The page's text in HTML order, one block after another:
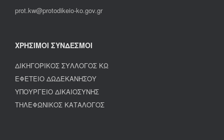
prot.kw@protodikeio-ko.gov.gr
ΧΡΗΣΙΜΟΙ ΣΥΝΔΕΣΜΟΙ
ΔΙΚΗΓΟΡΙΚΟΣ ΣΥΛΛΟΓΟΣ ΚΩ
ΕΦΕΤΕΙΟ ΔΩΔΕΚΑΝΗΣΟΥ
ΥΠΟΥΡΓΕΙΟ ΔΙΚΑΙΟΣΥΝΗΣ
ΤΗΛΕΦΩΝΙΚΟΣ ΚΑΤΑΛΟΓΟΣ